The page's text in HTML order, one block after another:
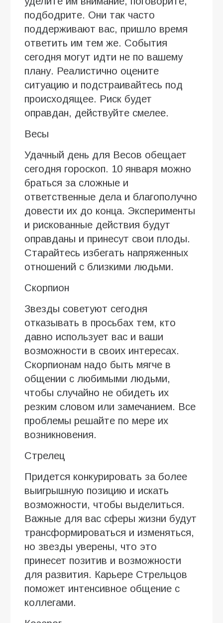
подбодрите. Они так часто
поддерживают вас, пришло время
ответить им тем же. События
сегодня могут идти не по вашему
плану. Реалистично оцените
ситуацию и подстраивайтесь под
происходящее. Риск будет
оправдан, действуйте смелее.
Весы
Удачный день для Весов обещает
сегодня гороскоп. 10 января можно
браться за сложные и
ответственные дела и благополучно
довести их до конца. Эксперименты
и рискованные действия будут
оправданы и принесут свои плоды.
Старайтесь избегать напряженных
отношений с близкими людьми.
Скорпион
Звезды советуют сегодня
отказывать в просьбах тем, кто
давно использует вас и ваши
возможности в своих интересах.
Скорпионам надо быть мягче в
общении с любимыми людьми,
чтобы случайно не обидеть их
резким словом или замечанием. Все
проблемы решайте по мере их
возникновения.
Стрелец
Придется конкурировать за более
выигрышную позицию и искать
возможности, чтобы выделиться.
Важные для вас сферы жизни будут
трансформироваться и изменяться,
но звезды уверены, что это
принесет позитив и возможности
для развития. Карьере Стрельцов
поможет интенсивное общение с
коллегами.